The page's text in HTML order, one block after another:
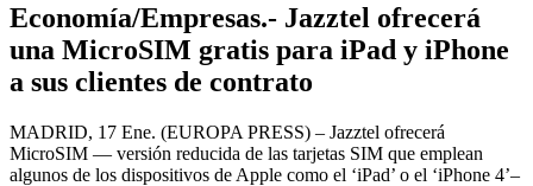
Economía/Empresas.- Jazztel ofrecerá
una MicroSIM gratis para iPad y iPhone
a sus clientes de contrato
MADRID, 17 Ene. (EUROPA PRESS) – Jazztel ofrecerá
MicroSIM — versión reducida de las tarjetas SIM que emplean
algunos de los dispositivos de Apple como el ‘iPad’ o el ‘iPhone 4’–